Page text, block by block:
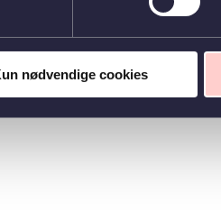
nødvendige cookies